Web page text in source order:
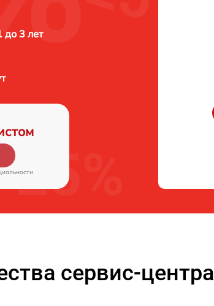
до 3 лет
сервис-центра